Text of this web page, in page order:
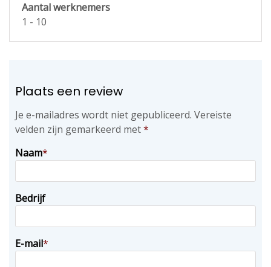
Aantal werknemers
1 - 10
Plaats een review
Je e-mailadres wordt niet gepubliceerd. Vereiste
velden zijn gemarkeerd met*
Naam*
Bedrijf
E-mail*